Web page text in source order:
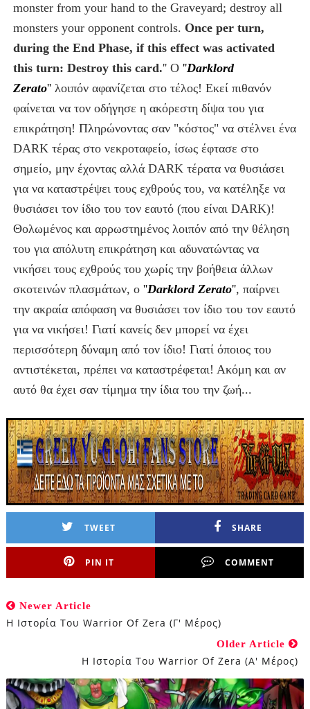
monster from your hand to the Graveyard; destroy all
monsters your opponent controls. Once per turn,
during the End Phase, if this effect was activated
this turn: Destroy this card.'' Ο ''Darklord
Zerato''λοιπόν αφανίζεται στο τέλος! Εκεί πιθανόν
φαίνεται να τον οδήγησε η ακόρεστη δίψα του για
επικράτηση! Πληρώνοντας σαν "κόστος" να στέλνει ένα
DARK τέρας στο νεκροταφείο, ίσως έφτασε στο
σημείο, μην έχοντας αλλά DARK τέρατα να θυσιάσει
για να καταστρέψει τους εχθρούς του, να κατέληξε να
θυσιάσει τον ίδιο του τον εαυτό (που είναι DARK)!
Θολωμένος και αρρωστημένος λοιπόν από την θέληση
του για απόλυτη επικράτηση και αδυνατώντας να
νικήσει τους εχθρούς του χωρίς την βοήθεια άλλων
σκοτεινών πλασμάτων, ο ''Darklord Zerato'', παίρνει
την ακραία απόφαση να θυσιάσει τον ίδιο του τον εαυτό
για να νικήσει! Γιατί κανείς δεν μπορεί να έχει
περισσότερη δύναμη από τον ίδιο! Γιατί όποιος του
αντιστέκεται, πρέπει να καταστρέφεται! Ακόμη και αν
αυτό θα έχει σαν τίμημα την ίδια του την ζωή...
TWEET SHARE
PIN IT COMMENT
Newer Article
Η Ιστορία Του Warrior Of Zera (Γ' Μέρος)
Older Article
Η Ιστορία Του Warrior Of Zera (Α' Μέρος)